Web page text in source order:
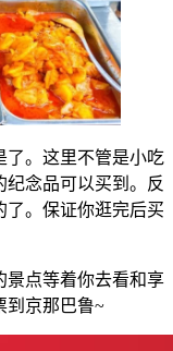
了。这里不管是小吃
念品可以买到。反
了。保证你逛完后买
景点等着你去看和享
到京那巴鲁~